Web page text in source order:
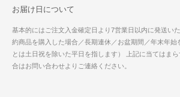
お届け日について
基本的にはご注文入金確定日より7営業日以内に発送い
約商品を購入した場合／長期連休／お盆期間／年末年
とは土日祝を除いた平日を指します） 上記に当てはま
合はお問い合わせよりご連絡ください。